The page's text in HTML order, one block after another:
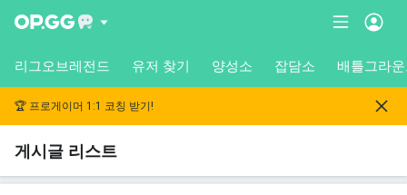
리그오브레전드 유저 찾기 양성소 잡담소 배틀그라
🏆 프로게이머 1:1 코칭 받기!
게시글 리스트